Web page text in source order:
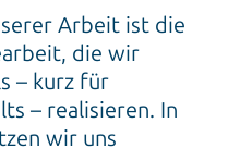
Arbeit ist die
die wir
– kurz für
– realisieren. In
wir uns